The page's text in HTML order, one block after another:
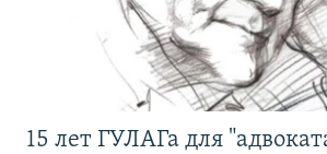
15 лет ГУЛАГа для